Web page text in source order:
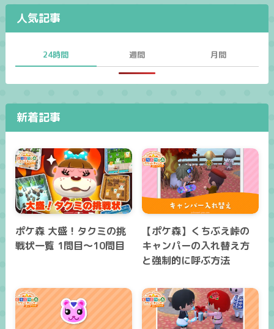
人気記事
24時間 週間 月間
新着記事
ポケ森 大盛！タクミの挑
戦状一覧 1問目～10問目
【ポケ森】くちぶえ峠の
キャンパーの入れ替え方
と強制的に呼ぶ方法